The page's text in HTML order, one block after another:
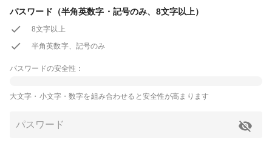
パスワード（半角英数字・記号のみ、8文字以上）
8文字以上
半角英数字、記号のみ
パスワードの安全性：
大文字・小文字・数字を組み合わせると安全性が高まります